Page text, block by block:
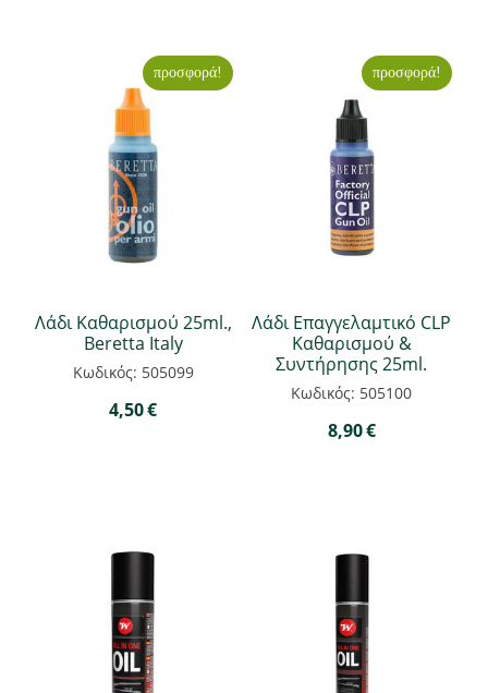
προσφορά!
Λάδι Καθαρισμού 25ml.,
Beretta Italy
Κωδικός: 505099
4,50€
προσφορά!
Λάδι Επαγγελαμτικό CLP
Καθαρισμού &
Συντήρησης 25ml.
Κωδικός: 505100
8,90€